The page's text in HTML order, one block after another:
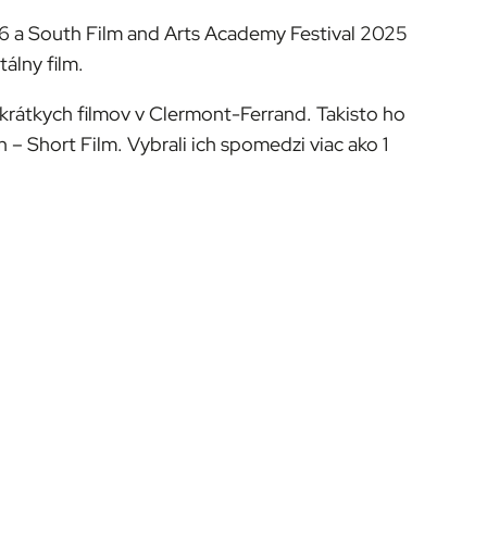
a South Film and Arts Academy Festival 2025
film.
filmov v Clermont-Ferrand. Takisto ho
Short Film. Vybrali ich spomedzi viac ako 1